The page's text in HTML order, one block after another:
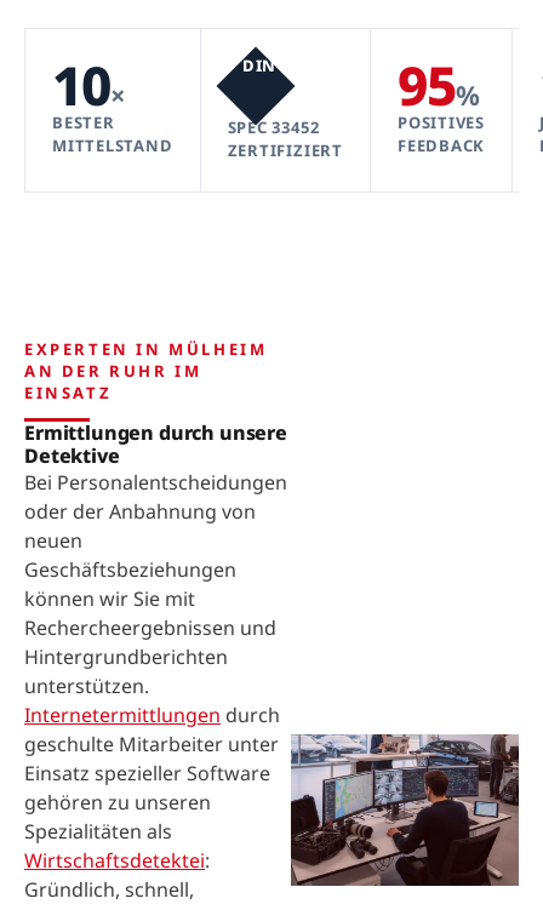
10×
BESTER
MITTELSTAND
DIN
SPEC 33452
ZERTIFIZIERT
95%
POSITIVES
FEEDBACK
EXPERTEN IN MÜLHEIM
AN DER RUHR IM
EINSATZ
Ermittlungen durch unsere
Detektive
Bei Personalentscheidungen
oder der Anbahnung von
neuen
Geschäftsbeziehungen
können wir Sie mit
Rechercheergebnissen und
Hintergrundberichten
unterstützen.
Internetermittlungen durch
geschulte Mitarbeiter unter
Einsatz spezieller Software
gehören zu unseren
Spezialitäten als
Wirtschaftsdetektei:
Gründlich, schnell,